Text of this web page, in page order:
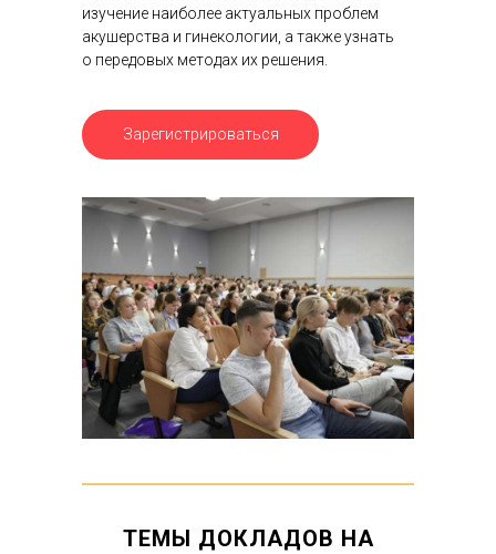
ТЕМЫ ДОКЛАДОВ НА
Зарегистрироваться
изучение наиболее актуальных проблем
акушерства и гинекологии, а также узнать
о передовых методах их решения.